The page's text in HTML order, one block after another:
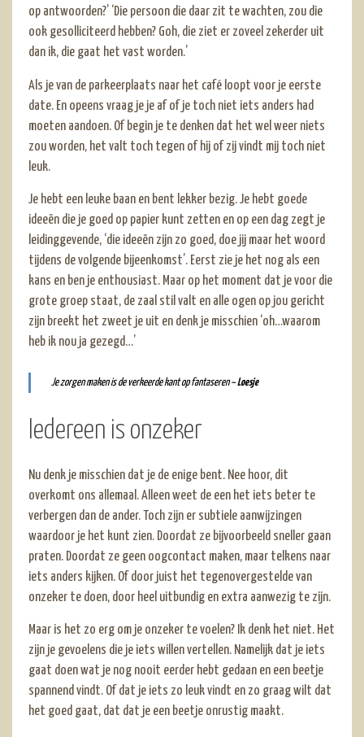
op antwoorden?’ ‘Die persoon die daar zit te wachten, zou die
ook gesolliciteerd hebben? Goh, die ziet er zoveel zekerder uit
dan ik, die gaat het vast worden.’
Als je van de parkeerplaats naar het café loopt voor je eerste
date. En opeens vraag je je af of je toch niet iets anders had
moeten aandoen. Of begin je te denken dat het wel weer niets
zou worden, het valt toch tegen of hij of zij vindt mij toch niet
leuk.
Je hebt een leuke baan en bent lekker bezig. Je hebt goede
ideeën die je goed op papier kunt zetten en op een dag zegt je
leidinggevende, ‘die ideeën zijn zo goed, doe jij maar het woord
tijdens de volgende bijeenkomst’. Eerst zie je het nog als een
kans en ben je enthousiast. Maar op het moment dat je voor die
grote groep staat, de zaal stil valt en alle ogen op jou gericht
zijn breekt het zweet je uit en denk je misschien ‘oh…waarom
heb ik nou ja gezegd…’
Je zorgen maken is de verkeerde kant op fantaseren ~Loesje
Iedereen is onzeker
Nu denk je misschien dat je de enige bent. Nee hoor, dit
overkomt ons allemaal. Alleen weet de een het iets beter te
verbergen dan de ander. Toch zijn er subtiele aanwijzingen
waardoor je het kunt zien. Doordat ze bijvoorbeeld sneller gaan
praten. Doordat ze geen oogcontact maken, maar telkens naar
iets anders kijken. Of door juist het tegenovergestelde van
onzeker te doen, door heel uitbundig en extra aanwezig te zijn.
Maar is het zo erg om je onzeker te voelen? Ik denk het niet. Het
zijn je gevoelens die je iets willen vertellen. Namelijk dat je iets
gaat doen wat je nog nooit eerder hebt gedaan en een beetje
spannend vindt. Of dat je iets zo leuk vindt en zo graag wilt dat
het goed gaat, dat dat je een beetje onrustig maakt.